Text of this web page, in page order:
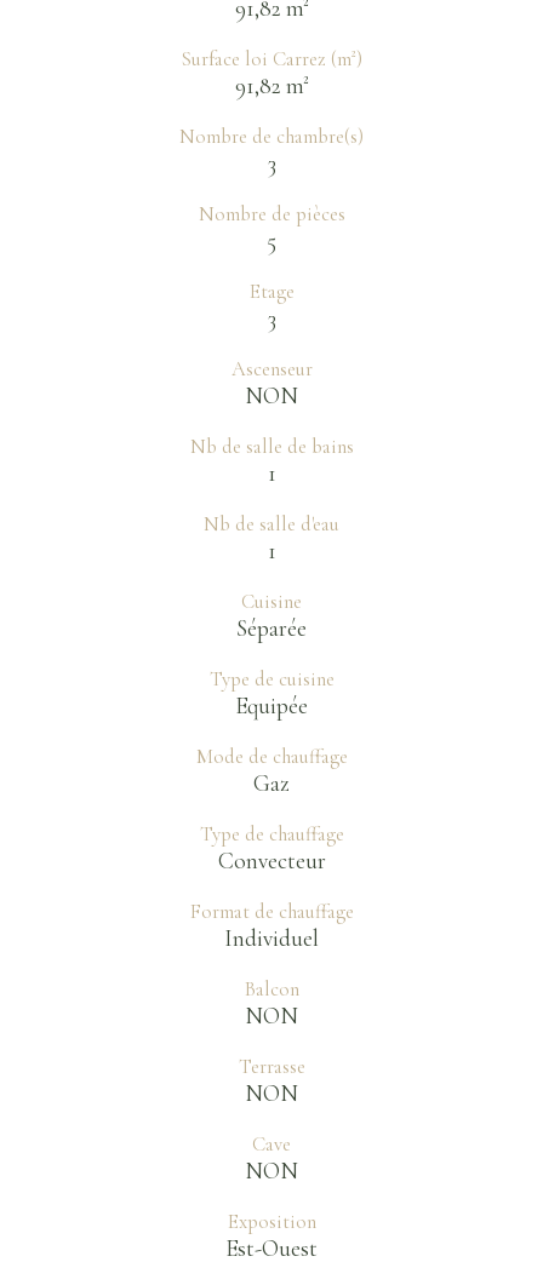
91,82 m²
Surface loi Carrez (m²)
91,82 m²
Nombre de chambre(s)
3
Nombre de pièces
5
Etage
3
Ascenseur
NON
Nb de salle de bains
1
Nb de salle d'eau
1
Cuisine
Séparée
Type de cuisine
Equipée
Mode de chauffage
Gaz
Type de chauffage
Convecteur
Format de chauffage
Individuel
Balcon
NON
Terrasse
NON
Cave
NON
Exposition
Est-Ouest